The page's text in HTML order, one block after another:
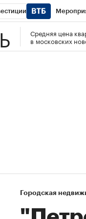
управления РБК
Средняя цена
в московских
Городская